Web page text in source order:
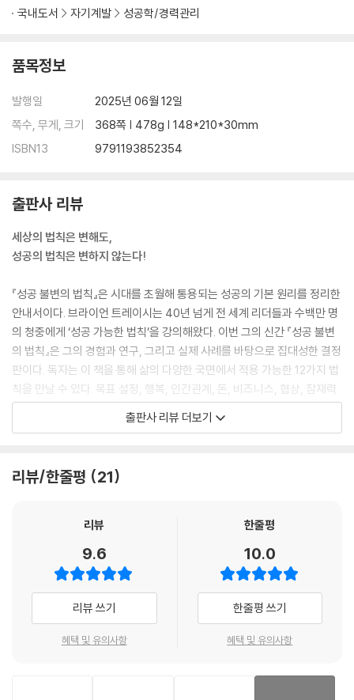
국내도서 자기계발 성공학/경력관리
품목정보
발행일
2025년 06월 12일
쪽수, 무게, 크기
368쪽 | 478g | 148*210*30mm
ISBN13
9791193852354
출판사 리뷰
세상의 법칙은 변해도,
성공의 법칙은 변하지 않는다!
『성공 불변의 법칙』은 시대를 초월해 통용되는 성공의 기본 원리를 정리한
안내서이다. 브라이언 트레이시는 40년 넘게 전 세계 리더들과 수백만 명
의 청중에게 ‘성공 가능한 법칙’을 강의해왔다. 이번 그의 신간 『성공 불변
의 법칙』은 그의 경험과 연구, 그리고 실제 사례를 바탕으로 집대성한 결정
판이다. 독자는 이 책을 통해 삶의 다양한 국면에서 적용 가능한 12가지 법
칙을 만날 수 있다. 목표 설정, 행복, 인간관계, 돈, 비즈니스, 협상, 잠재력
까지 성공에 필요한 모든 요소들이 총망라되어 있다. 각 장은 짧지만 강력
하며, 핵심을 찌르는 실전 전략으로 채워져 있다. 또한 독자들이 내용을 자
주제를 구체적이고 실천적인 방식으로 풀어낸다. 1장에서는 성공의 본질
관계, 돈, 협상, 사업, 운, 잠재력 등 삶의 핵심 요소들을 각 장마다 하나씩
짚어가며 성공의 전 영역을 다루고 있다.
1장 성공을 부르는 법칙
성공은 우연이 아니라 법칙의 결과이다. 이 장에서는 ‘보편의 법칙’이 어떻
원리에서 시작된 과학적 비유는 성공도 ‘반드시 일어나는’ 자연현상처럼
출판사 리뷰 더보기
리뷰/한줄평 21
리뷰
9.6
리뷰 쓰기
혜택 및 유의사항
한줄평
10.0
한줄평 쓰기
혜택 및 유의사항